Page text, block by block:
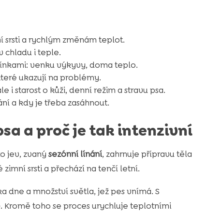
srsti a rychlým změnám teplot.
chladu i teple.
venku výkyvy, doma teplo.
ukazují na problémy.
i starost o kůži, denní režim a stravu psa.
a kdy je třeba zasáhnout.
a proč je tak intenzivní
jev, zvaný sezónní línání, zahrnuje přípravu těla
srsti a přechází na tenčí letní.
a množství světla, jež pes vnímá. S
Kromě toho se proces urychluje teplotními